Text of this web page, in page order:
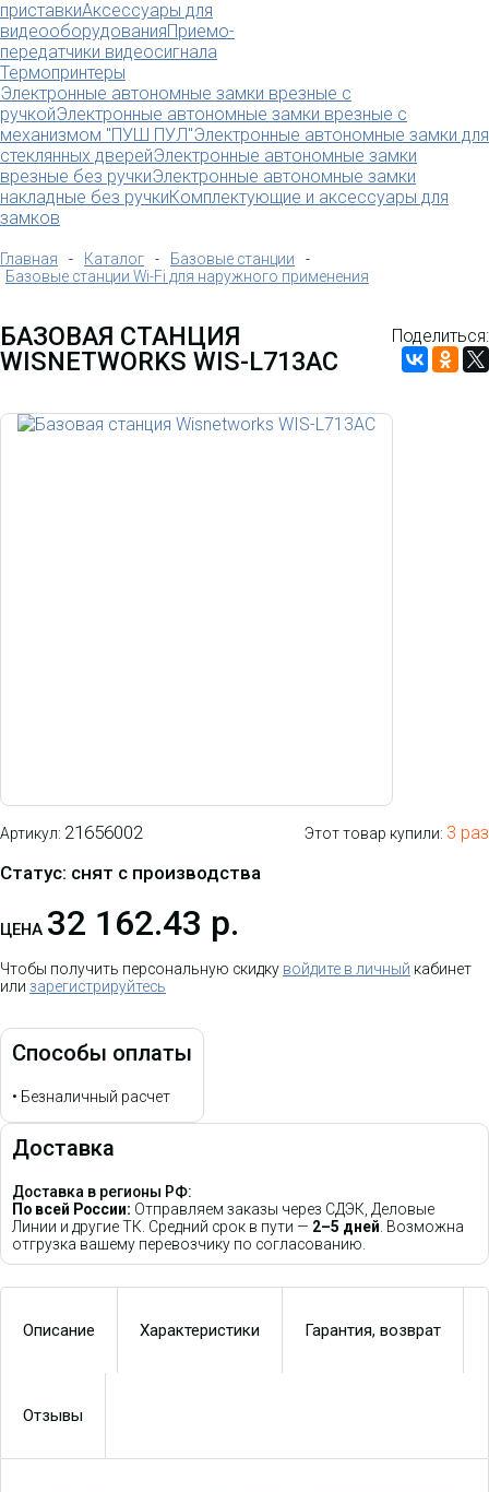
приставкиАксессуары для
видеооборудованияПриемо-
передатчики видеосигнала
Термопринтеры
Электронные автономные замки врезные с
ручкойЭлектронные автономные замки врезные с
механизмом "ПУШ ПУЛ"Электронные автономные замки для
стеклянных дверейЭлектронные автономные замки
врезные без ручкиЭлектронные автономные замки
накладные без ручкиКомплектующие и аксессуары для
замков
Главная - Каталог - Базовые станции
-
Базовые станции Wi-Fi для наружного применения
БАЗОВАЯ СТАНЦИЯ
WISNETWORKS WIS-L713AC
Поделиться:
Артикул: 21656002
Статус: снят с производства
Этот товар купили: 3 раз
ЦЕНА 32 162.43 р.
Чтобы получить персональную скидку войдите в личный кабинет
или зарегистрируйтесь
Способы оплаты
• Безналичный расчет
Доставка
Доставка в регионы РФ:
По всей России: Отправляем заказы через СДЭК, Деловые
Линии и другие ТК. Средний срок в пути — 2–5 дней. Возможна
отгрузка вашему перевозчику по согласованию.
Описание Характеристики Гарантия, возврат
Отзывы